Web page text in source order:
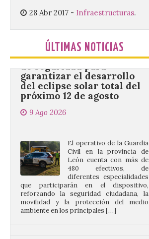
28 Abr 2017 - Infraestructuras.
ÚLTIMAS NOTICIAS
establecerá un dispositivo
de seguridad para
garantizar el desarrollo
del eclipse solar total del
próximo 12 de agosto
9 Ago 2026
480 efectivos, de
diferentes especialidades
que participarán en el dispositivo,
reforzando la seguridad ciudadana, la
movilidad y la protección del medio
ambiente en los principales […]